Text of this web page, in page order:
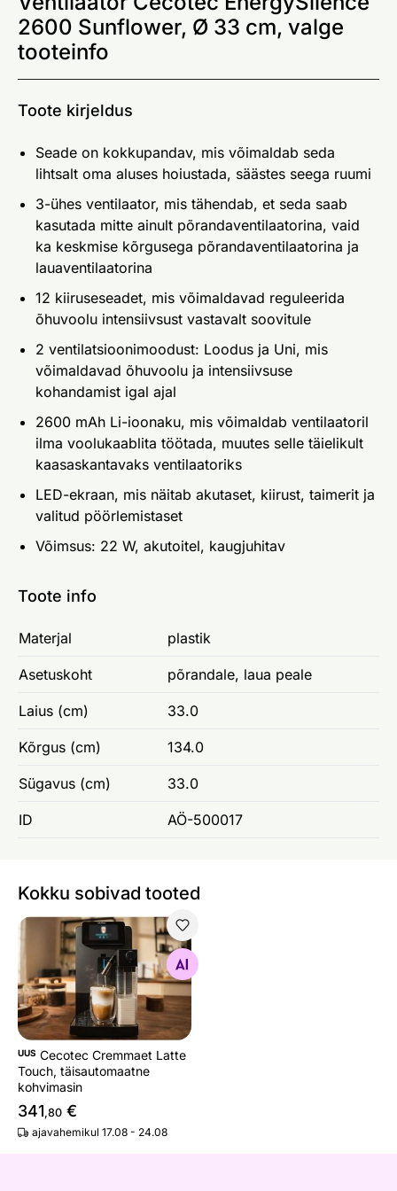
2600 Sunflower, Ø 33 cm, valge
tooteinfo
Toote kirjeldus
Seade on kokkupandav, mis võimaldab seda
lihtsalt oma aluses hoiustada, säästes seega ruumi
3-ühes ventilaator, mis tähendab, et seda saab
kasutada mitte ainult põrandaventilaatorina, vaid
ka keskmise kõrgusega põrandaventilaatorina ja
lauaventilaatorina
12 kiiruseseadet, mis võimaldavad reguleerida
õhuvoolu intensiivsust vastavalt soovitule
2 ventilatsioonimoodust: Loodus ja Uni, mis
võimaldavad õhuvoolu ja intensiivsuse
kohandamist igal ajal
2600 mAh Li-ioonaku, mis võimaldab ventilaatoril
ilma voolukaablita töötada, muutes selle täielikult
kaasaskantavaks ventilaatoriks
LED-ekraan, mis näitab akutaset, kiirust, taimerit ja
valitud pöörlemistaset
Võimsus: 22 W, akutoitel, kaugjuhitav
Toote info
Materjal plastik
Asetuskoht põrandale, laua peale
Laius (cm) 33.0
Kõrgus (cm) 134.0
Sügavus (cm) 33.0
ID AÖ-500017
Kokku sobivad tooted
Cecotec Cremmaet Latte Touch, täisautomaatne
Otsi sarnaseid
UUS Cecotec Cremmaet Latte
Touch, täisautomaatne
kohvimasin
341,80 €
ajavahemikul 17.08 - 24.08